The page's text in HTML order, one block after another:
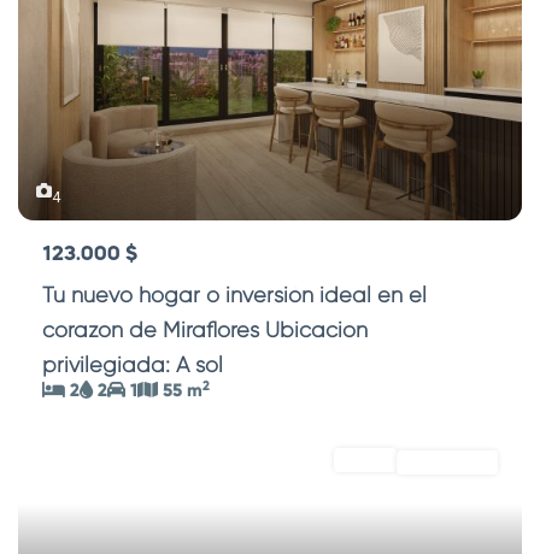
4
123.000 $
Tu nuevo hogar o inversión ideal en el
corazón de Miraflores Ubicación
privilegiada: A sol
2 2 1 55 m2